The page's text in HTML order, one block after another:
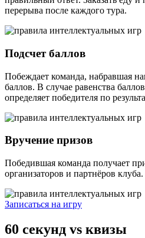
перерыва после каждого тура.
Подсчет баллов
Побеждает команда, набравшая
баллов. В случае равенства
определяет победителя по
Вручение призов
Победившая команда получает
организаторов и партнёров клуба.
Записаться на игру
60 секунд vs квизы